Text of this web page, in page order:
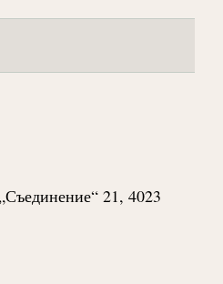
21, 4023